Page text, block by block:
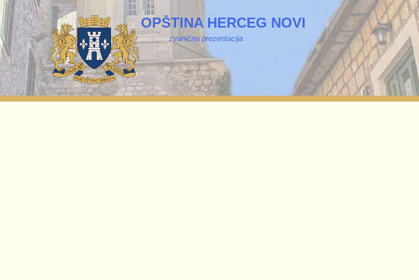
OPŠTINA HERCEG NOVI
zvanična prezentacija